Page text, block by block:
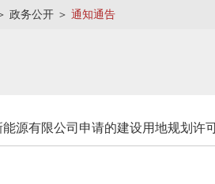
政务公开 ＞ 通知通告
源有限公司申请的建设用地规划许